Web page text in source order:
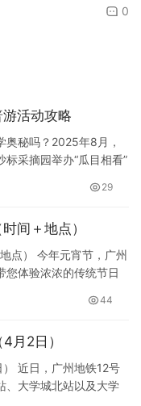
0
活动攻略
奥秘吗？2025年8月，
采摘园举办“瓜目相看”
29
间＋地点）
点） 今年元宵节，广州
您体验浓浓的传统节日
44
月2日）
近日，广州地铁12号
、大学城北站以及大学